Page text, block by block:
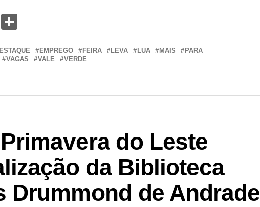
LinkedIn
EMPREGO FEIRA LEVA LUA MAIS
PARA
VAGAS VALE VERDE
do Leste
da Biblioteca
Drummond de Andrade